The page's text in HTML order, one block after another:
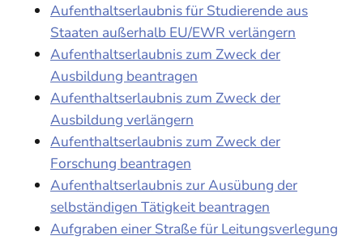
Aufenthaltserlaubnis für Studierende aus
Staaten außerhalb EU/EWR verlängern
Aufenthaltserlaubnis zum Zweck der
Ausbildung beantragen
Aufenthaltserlaubnis zum Zweck der
Ausbildung verlängern
Aufenthaltserlaubnis zum Zweck der
Forschung beantragen
Aufenthaltserlaubnis zur Ausübung der
selbständigen Tätigkeit beantragen
Aufgraben einer Straße für Leitungsverlegung